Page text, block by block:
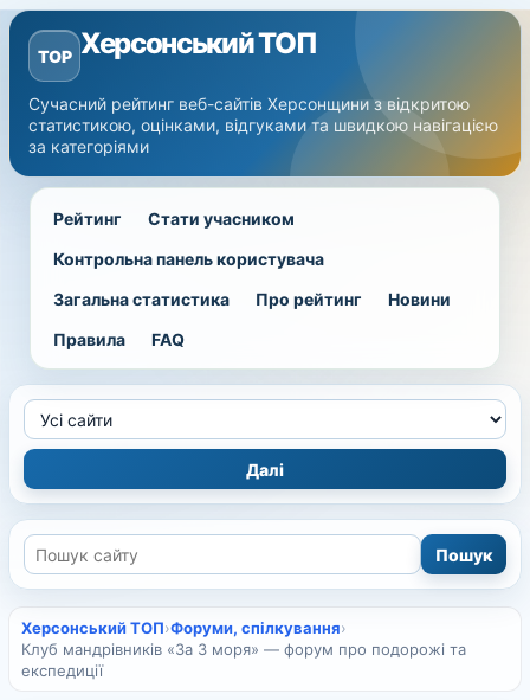
TOP Херсонський ТОП
Сучасний рейтинг веб-сайтів Херсонщини з відкритою
статистикою, оцінками, відгуками та швидкою навігацією
за категоріями
Рейтинг
Стати учасником
Контрольна панель користувача
Загальна статистика
Про рейтинг
Новини
Правила
FAQ
Херсонський ТОП›Форуми, спілкування›
Клуб мандрівників «За 3 моря» — форум про подорожі та
експедиції